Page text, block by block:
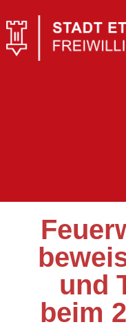
und
beim